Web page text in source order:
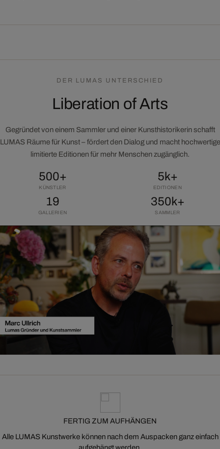
DER LUMAS UNTERSCHIED
Liberation of Arts
Gegründet von einem Sammler und einer Kunsthistorikerin schafft
LUMAS Räume für Kunst – fördert den Dialog und macht hochwertige
limitierte Editionen für mehr Menschen zugänglich.
500+
KÜNSTLER
5k+
EDITIONEN
19
GALLERIEN
350k+
SAMMLER
FERTIG ZUM AUFHÄNGEN
Alle LUMAS Kunstwerke können nach dem Auspacken ganz einfach